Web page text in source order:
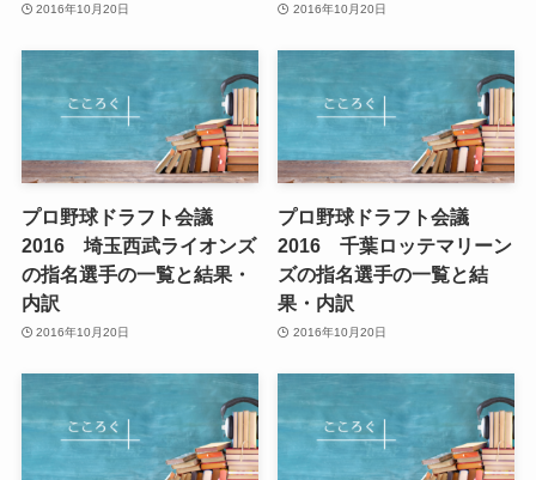
2016年10月20日 2016年10月20日
プロ野球ドラフト会議
2016 埼玉西武ライオンズ
の指名選手の一覧と結果・
内訳
2016年10月20日
プロ野球ドラフト会議
2016 千葉ロッテマリーン
ズの指名選手の一覧と結
果・内訳
2016年10月20日